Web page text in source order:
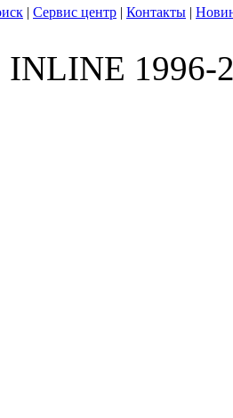
| Сервис центр | Контакты |
INLINE 1996-